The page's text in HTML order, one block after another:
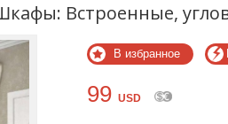
Встроенные,
В избранное
99 USD